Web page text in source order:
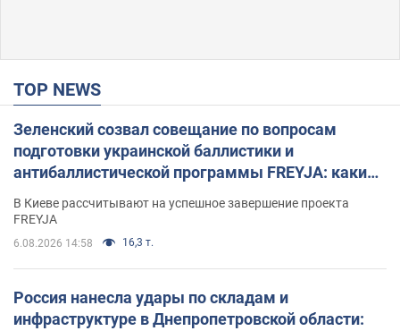
TOP NEWS
Зеленский созвал совещание по вопросам
подготовки украинской баллистики и
антибаллистической программы FREYJA: какие
В Киеве рассчитывают на успешное завершение проекта
FREYJA
6.08.2026 14:58 16,3 т.
Россия нанесла удары по складам и
инфраструктуре в Днепропетровской области: